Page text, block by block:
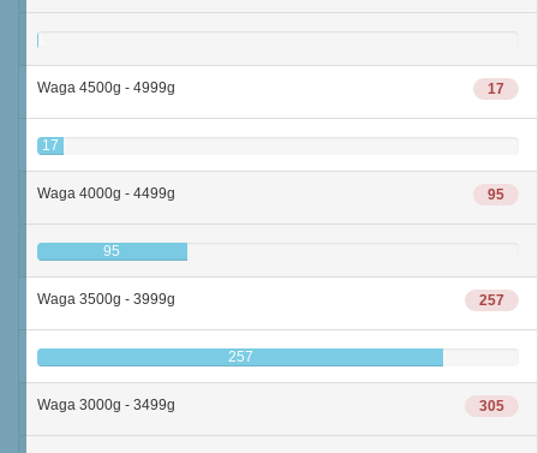
1
17
Waga 4500g - 4999g
17
95
Waga 4000g - 4499g
95
257
Waga 3500g - 3999g
257
305
Waga 3000g - 3499g